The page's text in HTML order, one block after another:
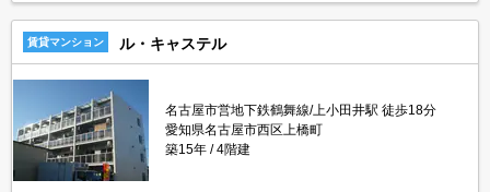
賃貸マンション ル・キャステル
名古屋市営地下鉄鶴舞線/上小田井駅 徒歩18分
愛知県名古屋市西区上橋町
築15年
4階建